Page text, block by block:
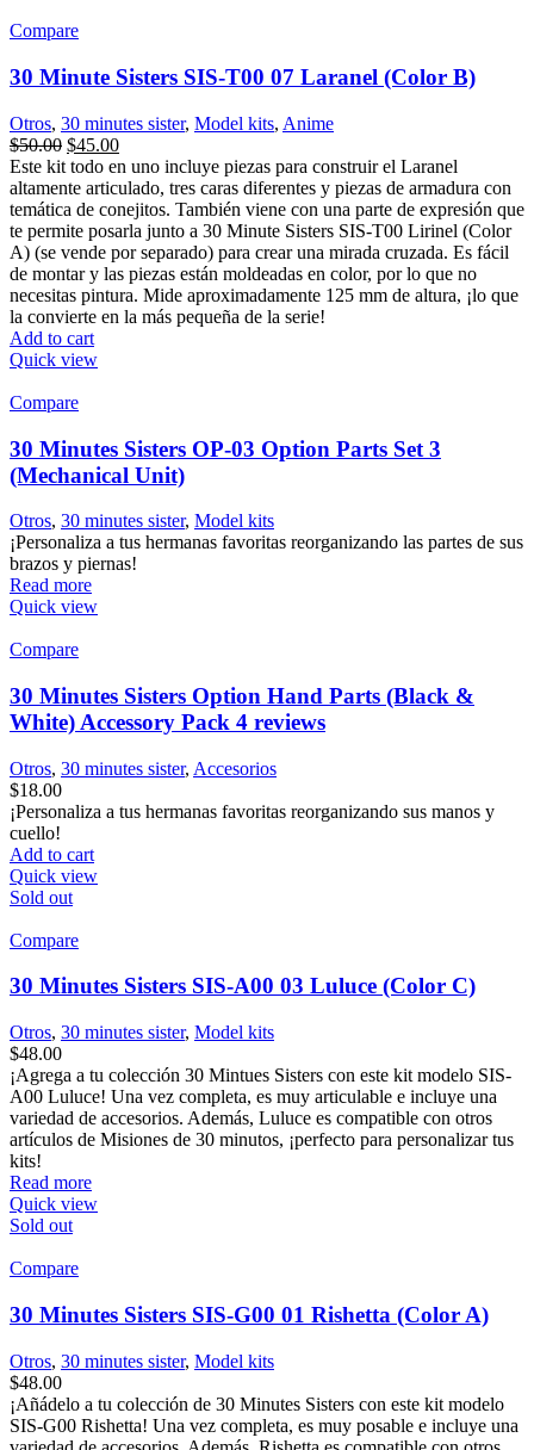
Compare
30 Minute Sisters SIS-T00 07 Laranel (Color B)
Otros, 30 minutes sister, Model kits, Anime
$50.00 $45.00
Este kit todo en uno incluye piezas para construir el Laranel
altamente articulado, tres caras diferentes y piezas de armadura con
temática de conejitos. También viene con una parte de expresión que
te permite posarla junto a 30 Minute Sisters SIS-T00 Lirinel (Color
A) (se vende por separado) para crear una mirada cruzada. Es fácil
de montar y las piezas están moldeadas en color, por lo que no
necesitas pintura. Mide aproximadamente 125 mm de altura, ¡lo que
la convierte en la más pequeña de la serie!
Add to cart
Quick view
Compare
30 Minutes Sisters OP-03 Option Parts Set 3
(Mechanical Unit)
Otros, 30 minutes sister, Model kits
¡Personaliza a tus hermanas favoritas reorganizando las partes de sus
brazos y piernas!
Read more
Quick view
Compare
30 Minutes Sisters Option Hand Parts (Black &
White) Accessory Pack 4 reviews
Otros, 30 minutes sister, Accesorios
$18.00
¡Personaliza a tus hermanas favoritas reorganizando sus manos y
cuello!
Add to cart
Quick view
Sold out
Compare
30 Minutes Sisters SIS-A00 03 Luluce (Color C)
Otros, 30 minutes sister, Model kits
$48.00
¡Agrega a tu colección 30 Mintues Sisters con este kit modelo SIS-
A00 Luluce! Una vez completa, es muy articulable e incluye una
variedad de accesorios. Además, Luluce es compatible con otros
artículos de Misiones de 30 minutos, ¡perfecto para personalizar tus
kits!
Read more
Quick view
Sold out
Compare
30 Minutes Sisters SIS-G00 01 Rishetta (Color A)
Otros, 30 minutes sister, Model kits
$48.00
¡Añádelo a tu colección de 30 Minutes Sisters con este kit modelo
SIS-G00 Rishetta! Una vez completa, es muy posable e incluye una